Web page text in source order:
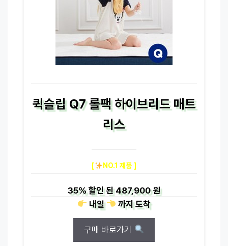
퀵슬립 Q7 롤팩 하이브리드 매트
리스
[ NO.1 제품 ]
35%할인 된487,900 원
내일
까지도착
구매 바로가기